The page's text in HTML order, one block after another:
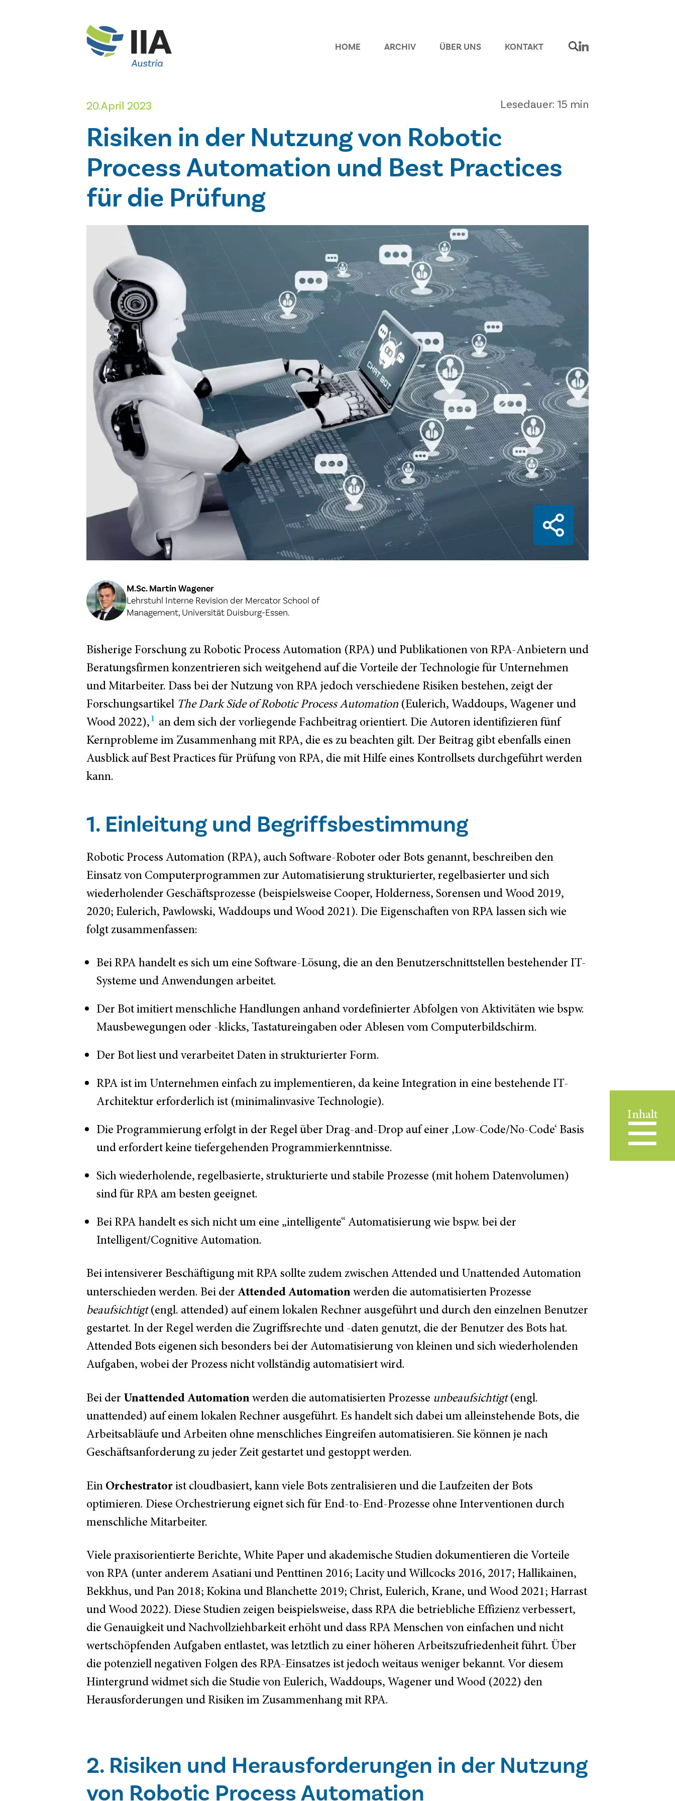
HOME ARCHIV ÜBER UNS KONTAKT
20. April 2023 Lesedauer: 15 min
Risiken in der Nutzung von Robotic
Process Automation und Best Practices
für die Prüfung
M.Sc. Martin Wagener
Lehrstuhl Interne Revision der Mercator School of
Management, Universität Duisburg-Essen.
Bisherige Forschung zu Robotic Process Automation (RPA) und Publikationen von RPA-Anbietern und
Beratungsfirmen konzentrieren sich weitgehend auf die Vorteile der Technologie für Unternehmen
und Mitarbeiter. Dass bei der Nutzung von RPA jedoch verschiedene Risiken bestehen, zeigt der
Forschungsartikel The Dark Side of Robotic Process Automation (Eulerich, Waddoups, Wagener und
Wood 2022),1 an dem sich der vorliegende Fachbeitrag orientiert. Die Autoren identifizieren fünf
Kernprobleme im Zusammenhang mit RPA, die es zu beachten gilt. Der Beitrag gibt ebenfalls einen
Ausblick auf Best Practices für Prüfung von RPA, die mit Hilfe eines Kontrollsets durchgeführt werden
kann.
1. Einleitung und Begriffsbestimmung
Robotic Process Automation (RPA), auch Software-Roboter oder Bots genannt, beschreiben den
Einsatz von Computerprogrammen zur Automatisierung strukturierter, regelbasierter und sich
wiederholender Geschäftsprozesse (beispielsweise Cooper, Holderness, Sorensen und Wood 2019,
2020; Eulerich, Pawlowski, Waddoups und Wood 2021). Die Eigenschaften von RPA lassen sich wie
folgt zusammenfassen:
Bei RPA handelt es sich um eine Software-Lösung, die an den Benutzerschnittstellen bestehender IT-
Systeme und Anwendungen arbeitet.
Der Bot imitiert menschliche Handlungen anhand vordefinierter Abfolgen von Aktivitäten wie bspw.
Mausbewegungen oder -klicks, Tastatureingaben oder Ablesen vom Computerbildschirm.
Der Bot liest und verarbeitet Daten in strukturierter Form.
RPA ist im Unternehmen einfach zu implementieren, da keine Integration in eine bestehende IT-
Architektur erforderlich ist (minimalinvasive Technologie).
Die Programmierung erfolgt in der Regel über Drag-and-Drop auf einer ‚Low-Code/No-Code‘ Basis
und erfordert keine tiefergehenden Programmierkenntnisse.
Sich wiederholende, regelbasierte, strukturierte und stabile Prozesse (mit hohem Datenvolumen)
sind für RPA am besten geeignet.
Bei RPA handelt es sich nicht um eine „intelligente“ Automatisierung wie bspw. bei der
Intelligent/Cognitive Automation.
Bei intensiverer Beschäftigung mit RPA sollte zudem zwischen Attended und Unattended Automation
unterschieden werden. Bei derAttended Automationwerden die automatisierten Prozesse
beaufsichtigt(engl. attended) auf einem lokalen Rechner ausgeführt und durch den einzelnen Benutzer
gestartet. In der Regel werden die Zugriffsrechte und -daten genutzt, die der Benutzer des Bots hat.
Attended Bots eigenen sich besonders bei der Automatisierung von kleinen und sich wiederholenden
Aufgaben, wobei der Prozess nicht vollständig automatisiert wird.
Bei der Unattended Automationwerden die automatisierten Prozesse unbeaufsichtigt(engl.
unattended) auf einem lokalen Rechner ausgeführt. Es handelt sich dabei um alleinstehende Bots, die
Arbeitsabläufe und Arbeiten ohne menschliches Eingreifen automatisieren. Sie können je nach
Geschäftsanforderung zu jeder Zeit gestartet und gestoppt werden.
EinOrchestratorist cloudbasiert, kann viele Bots zentralisieren und die Laufzeiten der Bots
optimieren. Diese Orchestrierung eignet sich für End-to-End-Prozesse ohne Interventionen durch
menschliche Mitarbeiter.
Viele praxisorientierte Berichte, White Paper und akademische Studien dokumentieren die Vorteile
von RPA (unter anderem Asatiani und Penttinen 2016; Lacity und Willcocks 2016, 2017; Hallikainen,
Bekkhus, und Pan 2018; Kokina und Blanchette 2019; Christ, Eulerich, Krane, und Wood 2021; Harrast
und Wood 2022). Diese Studien zeigen beispielsweise, dass RPA die betriebliche Effizienz verbessert,
die Genauigkeit und Nachvollziehbarkeit erhöht und dass RPA Menschen von einfachen und nicht
wertschöpfenden Aufgaben entlastet, was letztlich zu einer höheren Arbeitszufriedenheit führt. Über
die potenziell negativen Folgen des RPA-Einsatzes ist jedoch weitaus weniger bekannt. Vor diesem
Hintergrund widmet sich die Studie von Eulerich, Waddoups, Wagener und Wood (2022) den
Herausforderungen und Risiken im Zusammenhang mit RPA.
2. Risiken und Herausforderungen in der Nutzung
von Robotic Process Automation
Inhalt